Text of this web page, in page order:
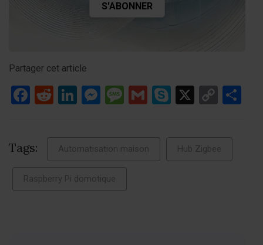
Partager cet article
Facebook
RedditLinkedIn
Messenger
Message
GmailSkype
X
Copy
Tags: Automatisation maison Hub Zigbee
Raspberry Pi domotique